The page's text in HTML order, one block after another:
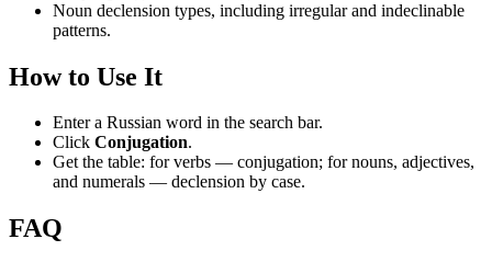
Noun declension types, including irregular and indeclinable
patterns.
How to Use It
Enter a Russian word in the search bar.
Click Conjugation.
Get the table: for verbs — conjugation; for nouns, adjectives,
and numerals — declension by case.
FAQ